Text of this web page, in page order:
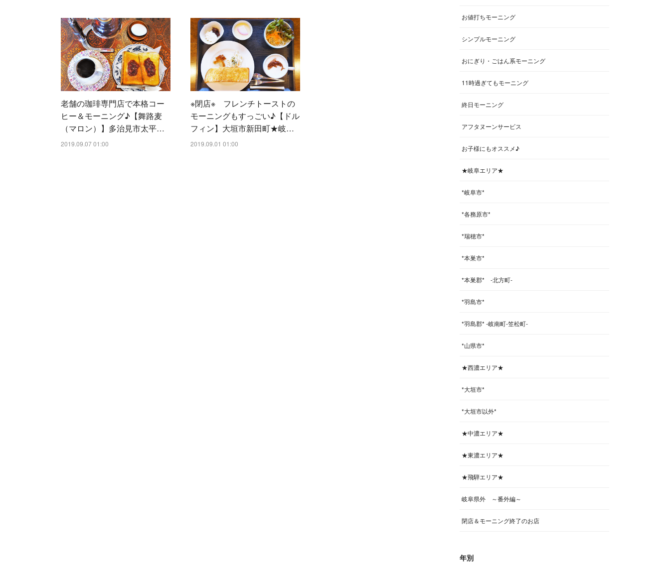
老舗の珈琲専門店で本格コー
ヒー＆モーニング♪【舞路麦
（マロン）】多治見市太平…
2019.09.07 01:00
※閉店※ フレンチトーストの
モーニングもすっごい♪【ドル
フィン】大垣市新田町★岐…
2019.09.01 01:00
お値打ちモーニング
シンプルモーニング
おにぎり・ごはん系モーニング
11時過ぎてもモーニング
終日モーニング
アフタヌーンサービス
お子様にもオススメ♪
★岐阜エリア★
*岐阜市*
*各務原市*
*瑞穂市*
*本巣市*
*本巣郡* -北方町-
*羽島市*
*羽島郡* -岐南町-笠松町-
*山県市*
★西濃エリア★
*大垣市*
*大垣市以外*
★中濃エリア★
★東濃エリア★
★飛騨エリア★
岐阜県外 ～番外編～
閉店＆モーニング終了のお店
年別